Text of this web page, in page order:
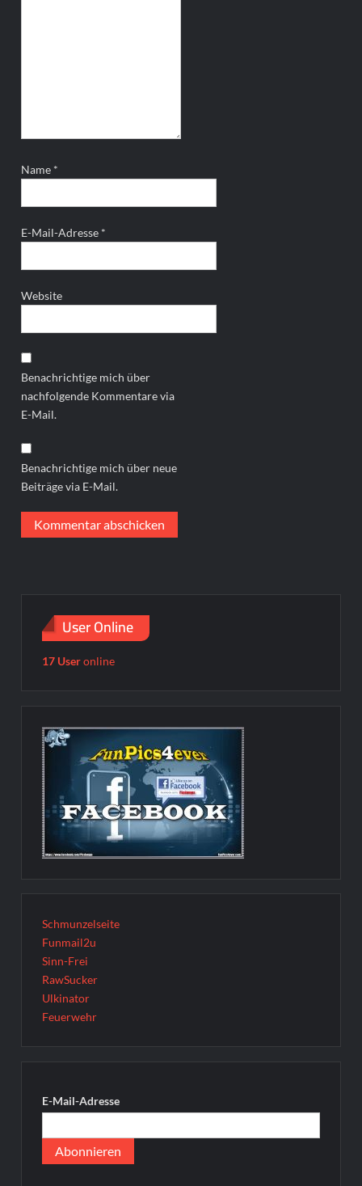
Name *
E-Mail-Adresse *
Website
Benachrichtige mich über
nachfolgende Kommentare via
E-Mail.
Benachrichtige mich über neue
Beiträge via E-Mail.
User Online
17 Useronline
Schmunzelseite
Funmail2u
Sinn-Frei
RawSucker
Ulkinator
Feuerwehr
E-Mail-Adresse